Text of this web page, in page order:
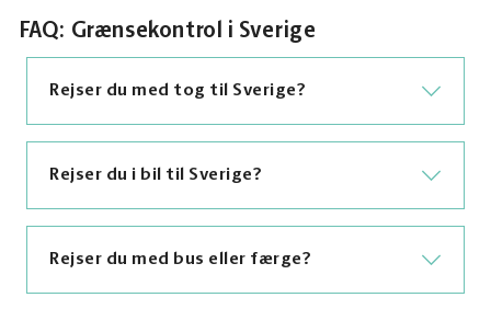
FAQ: Grænsekontrol i Sverige
Rejser du med tog til Sverige?
Når du rejser med tog til Sverige, kan du blive
skal du kunne fremvise gyldig legitimation og
evt. relevante rejsedokumenter til det svenske
Rejser du i bil til Sverige?
Kører du i bil over Øresundsbroen, foregår
Rejser du med bus eller færge?